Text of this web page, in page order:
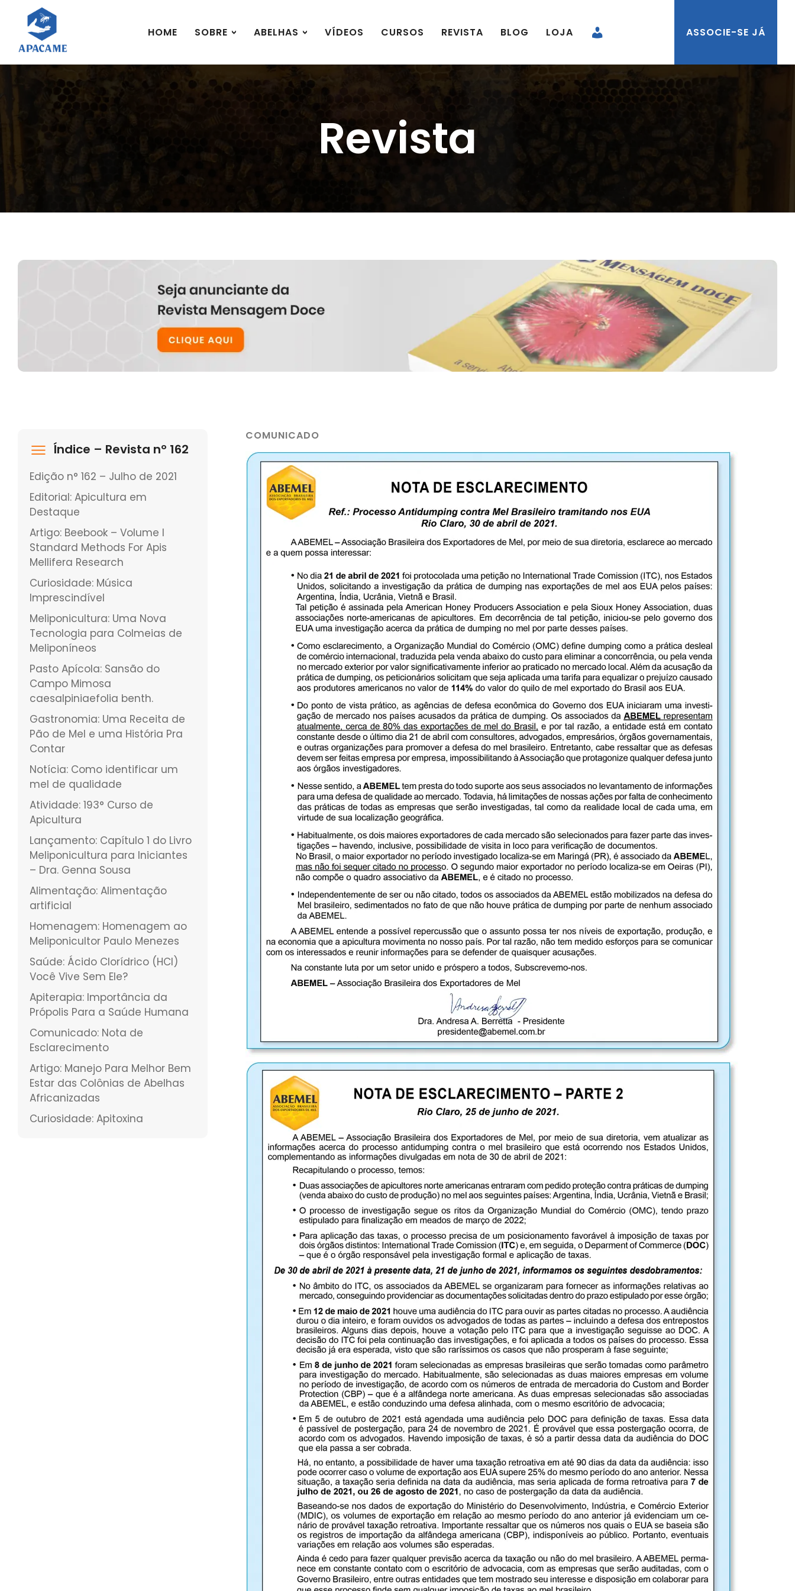
HOME SOBRE ABELHAS VÍDEOS CURSOS REVISTA BLOG LOJA ASSOCIE-SE JÁ
Revista
Índice – Revista nº 162
Edição n° 162 – Julho de 2021
Editorial: Apicultura em
Destaque
Artigo: Beebook – Volume I
Standard Methods For Apis
Mellifera Research
Curiosidade: Música
Imprescindível
Meliponicultura: Uma Nova
Tecnologia para Colmeias de
Meliponíneos
Pasto Apícola: Sansão do
Campo Mimosa
caesalpiniaefolia benth.
Gastronomia: Uma Receita de
Pão de Mel e uma História Pra
Contar
Notícia: Como identificar um
mel de qualidade
Atividade: 193° Curso de
Apicultura
Lançamento: Capítulo 1 do Livro
Meliponicultura para Iniciantes
– Dra. Genna Sousa
Alimentação: Alimentação
artificial
Homenagem: Homenagem ao
Meliponicultor Paulo Menezes
Saúde: Ácido Clorídrico (HCI)
Você Vive Sem Ele?
Apiterapia: Importância da
Própolis Para a Saúde Humana
Comunicado: Nota de
Esclarecimento
Artigo: Manejo Para Melhor Bem
Estar das Colônias de Abelhas
Africanizadas
Curiosidade: Apitoxina
COMUNICADO